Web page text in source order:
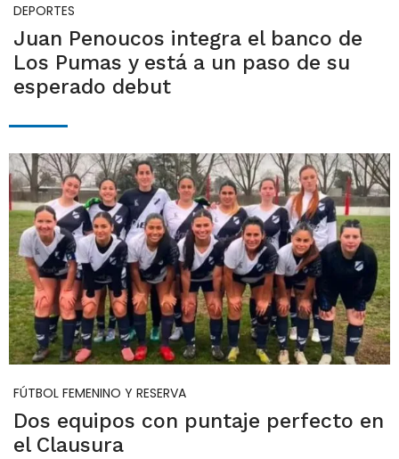
DEPORTES
Juan Penoucos integra el banco de
Los Pumas y está a un paso de su
esperado debut
FÚTBOL FEMENINO Y RESERVA
Dos equipos con puntaje perfecto en
el Clausura